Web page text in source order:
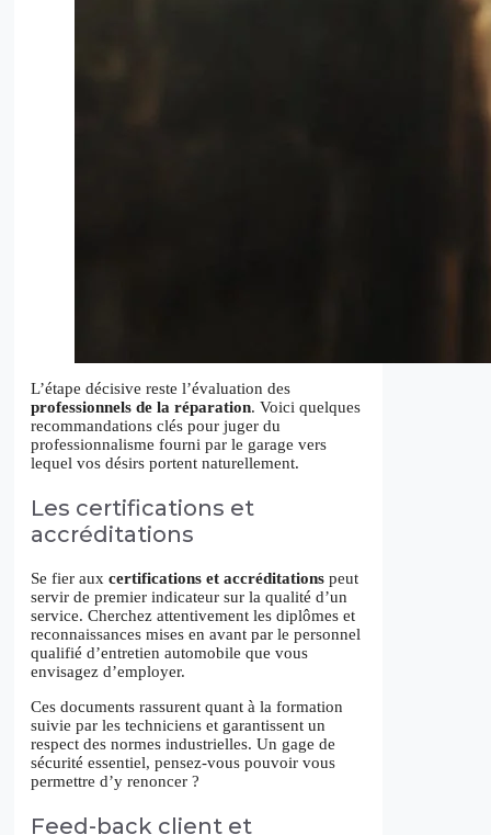
L’étape décisive reste l’évaluation des
professionnels de la réparation. Voici quelques
recommandations clés pour juger du
professionnalisme fourni par le garage vers
lequel vos désirs portent naturellement.
Les certifications et
accréditations
Se fier aux certifications et accréditations peut
servir de premier indicateur sur la qualité d’un
service. Cherchez attentivement les diplômes et
reconnaissances mises en avant par le personnel
qualifié d’entretien automobile que vous
envisagez d’employer.
Ces documents rassurent quant à la formation
suivie par les techniciens et garantissent un
respect des normes industrielles. Un gage de
sécurité essentiel, pensez-vous pouvoir vous
permettre d’y renoncer ?
Feed-back client et